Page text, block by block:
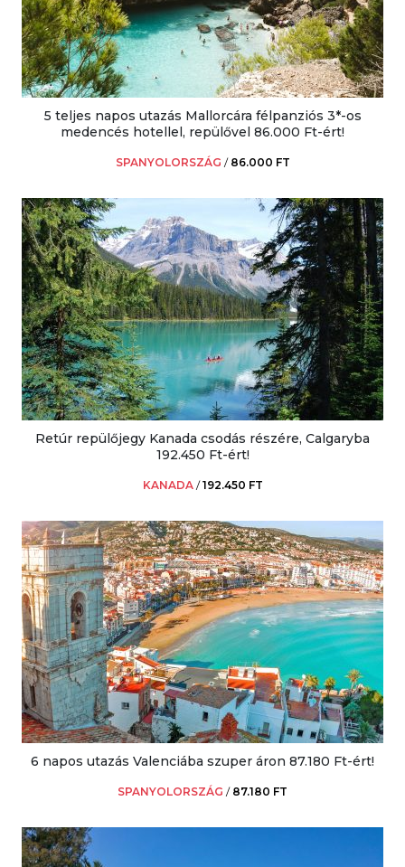
5 teljes napos utazás Mallorcára félpanziós 3*-os
medencés hotellel, repülővel 86.000 Ft-ért!
SPANYOLORSZÁG / 86.000 FT
Retúr repülőjegy Kanada csodás részére, Calgaryba
192.450 Ft-ért!
KANADA /192.450 FT
6 napos utazás Valenciába szuper áron 87.180 Ft-ért!
SPANYOLORSZÁG / 87.180 FT